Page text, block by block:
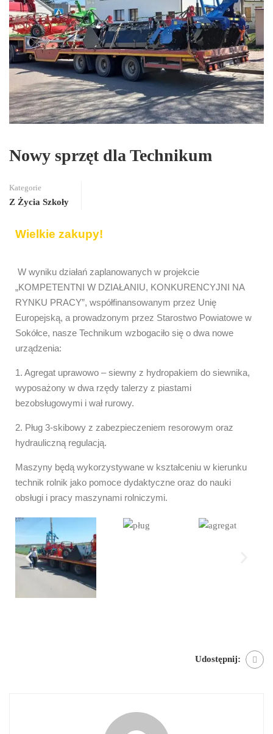
Nowy sprzęt dla Technikum
Kategorie
Z Życia Szkoły
Wielkie zakupy!
W wyniku działań zaplanowanych w projekcie
„KOMPETENTNI W DZIAŁANIU, KONKURENCYJNI NA
RYNKU PRACY”, współfinansowanym przez Unię
Europejską, a prowadzonym przez Starostwo Powiatowe w
Sokółce, nasze Technikum wzbogaciło się o dwa nowe
urządzenia:
1. Agregat uprawowo – siewny z hydropakiem do siewnika,
wyposażony w dwa rzędy talerzy z piastami
bezobsługowymi i wał rurowy.
2. Pług 3-skibowy z zabezpieczeniem resorowym oraz
hydrauliczną regulacją.
Maszyny będą wykorzystywane w kształceniu w kierunku
technik rolnik jako pomoce dydaktyczne oraz do nauki
obsługi i pracy maszynami rolniczymi.
Udostępnij: